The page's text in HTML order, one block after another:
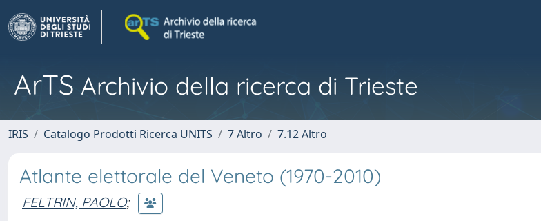
ArTS Archivio della ricerca di Trieste
IRIS Catalogo Prodotti Ricerca UNITS 7 Altro 7.12 Altro
Atlante elettorale del Veneto (1970-2010)
FELTRIN, PAOLO;